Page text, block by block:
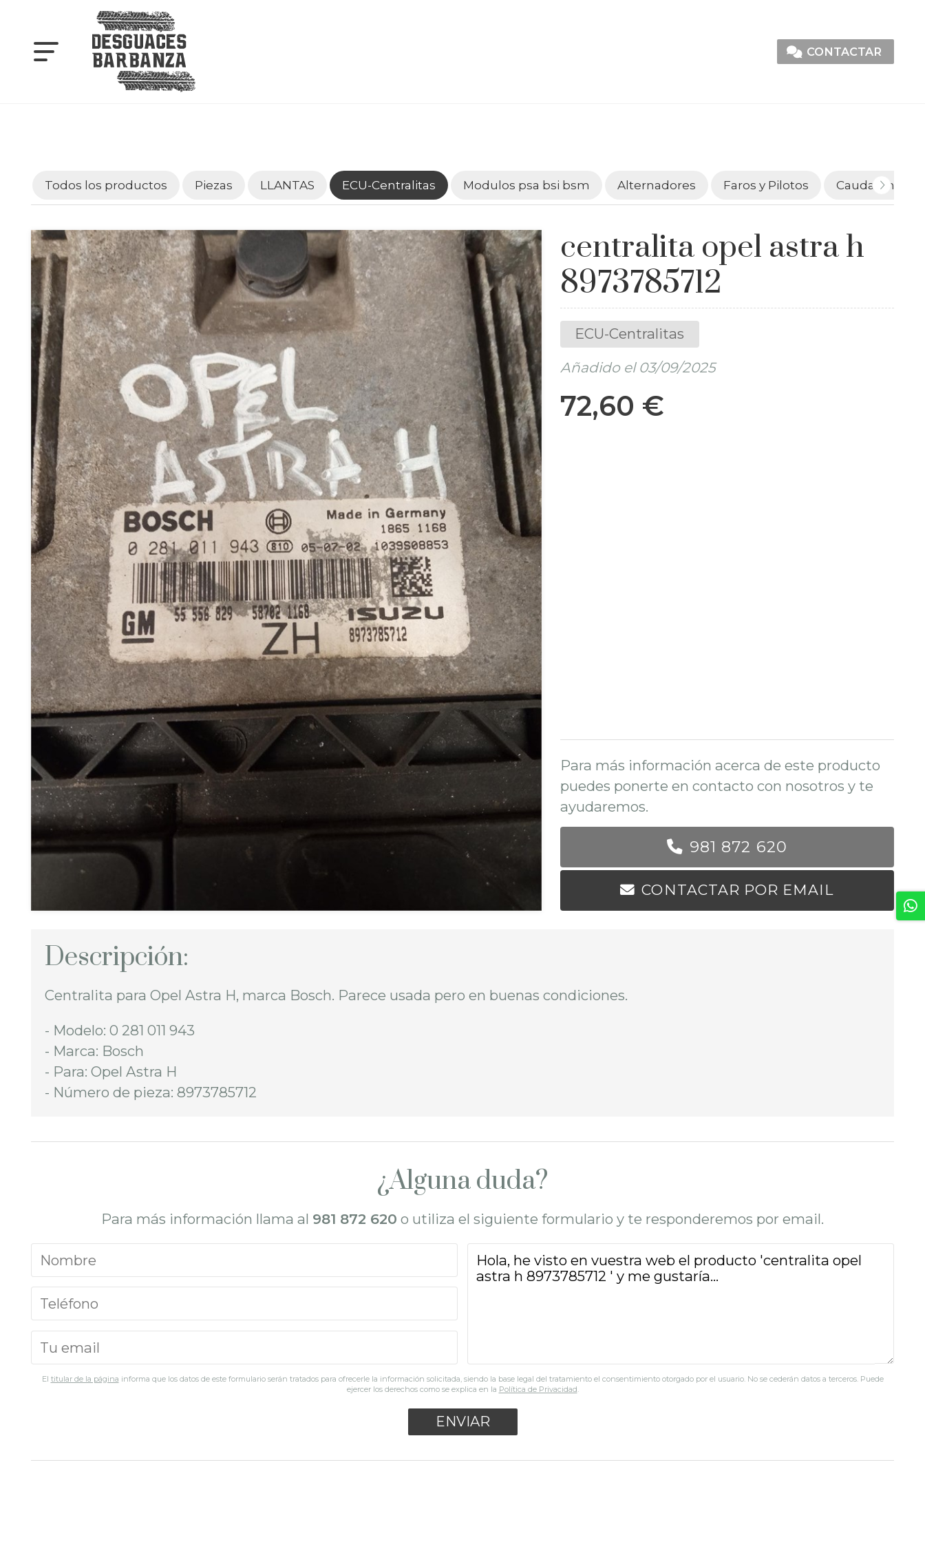
CONTACTAR
Todos los productos Piezas LLANTAS ECU-Centralitas Modulos psa bsi bsm Alternadores Faros y Pilotos Caudalímetros
centralita opel astra h
8973785712
ECU-Centralitas
Añadido el 03/09/2025
72,60 €
Para más información acerca de este producto
puedes ponerte en contacto con nosotros y te
ayudaremos.
981 872 620
CONTACTAR POR EMAIL
Descripción:
Centralita para Opel Astra H, marca Bosch. Parece usada pero en buenas condiciones.
- Modelo: 0 281 011 943
- Marca: Bosch
- Para: Opel Astra H
- Número de pieza: 8973785712
¿Alguna duda?
Para más información llama al 981 872 620 o utiliza el siguiente formulario y te responderemos por email.
El titular de la página informa que los datos de este formulario serán tratados para ofrecerle la información solicitada, siendo la base legal del tratamiento el consentimiento otorgado por el usuario. No se cederán datos a terceros. Puede
ejercer los derechos como se explica en la Política de Privacidad.